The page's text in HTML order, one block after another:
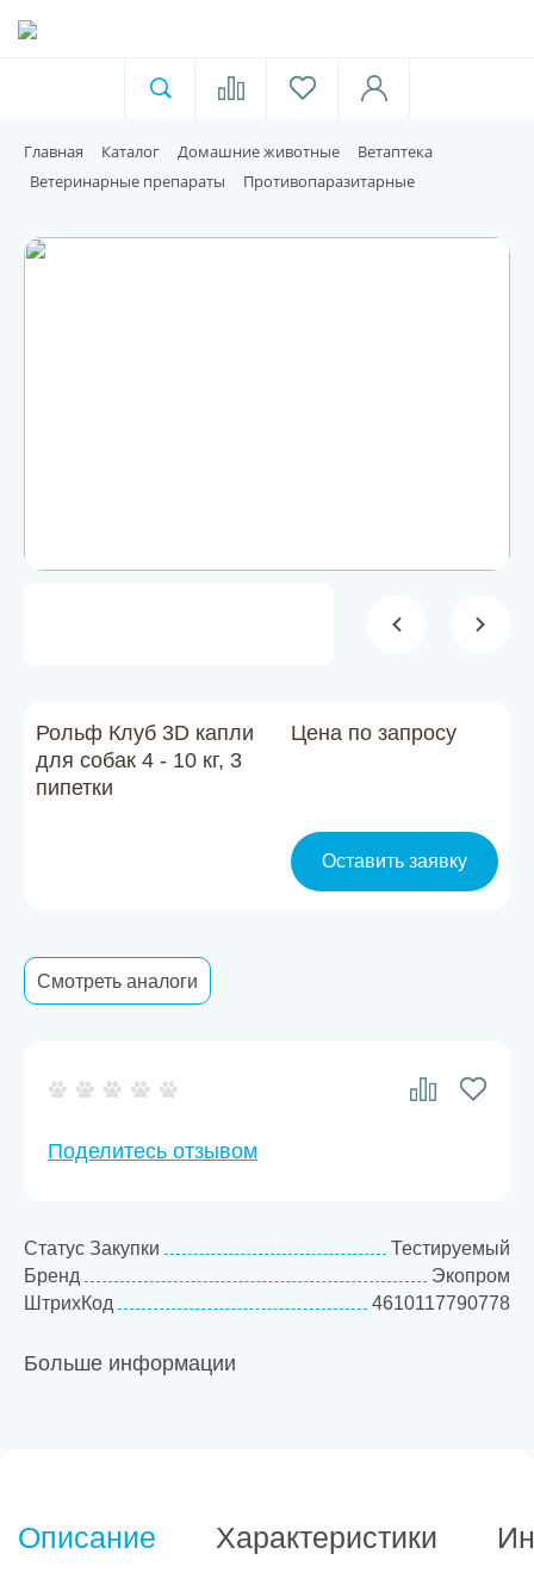
Для пищевой индустрии
Домашние животные
Контакты
О компании
Главная Каталог Домашние животные
Ветаптека
Ветеринарные препараты
Противопаразитарные
Рольф Клуб 3D капли
для собак 4 - 10 кг, 3
пипетки
Цена по запросу
Оставить заявку
Смотреть аналоги
Поделитесь отзывом
Статус Закупки
Тестируемый
Бренд
Экопром
ШтрихКод
4610117790778
Больше информации
Описание Характеристики